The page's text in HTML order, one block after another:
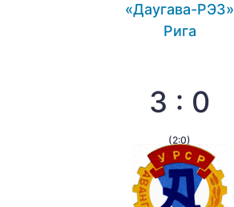
«Даугава-РЭЗ»
Рига
3 : 0
(2:0)